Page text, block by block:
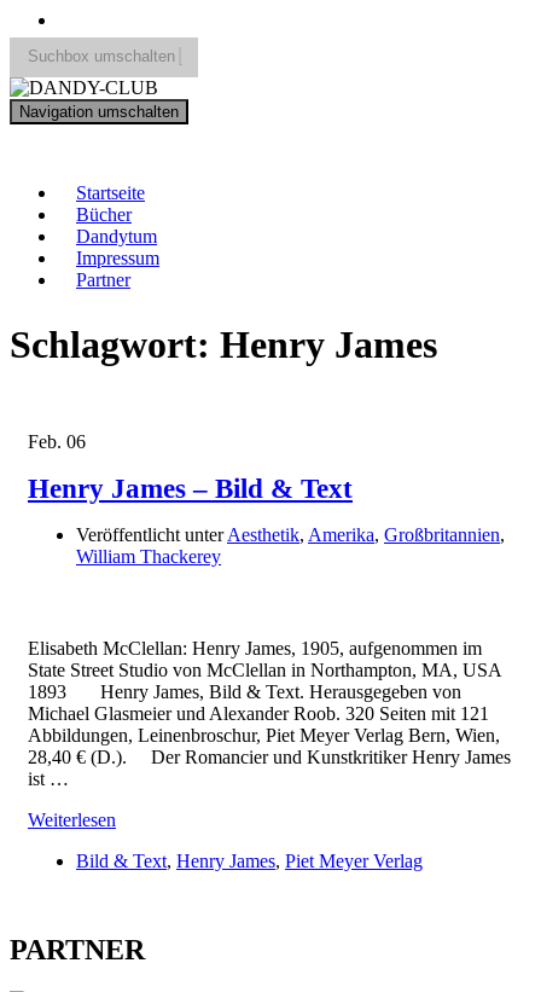
Suchbox umschalten
Search
for:
Navigation umschalten
Startseite
Bücher
Dandytum
Impressum
Partner
Schlagwort: Henry James
Feb. 06
Henry James – Bild & Text
Veröffentlicht unterAesthetik, Amerika, Großbritannien,
William Thackerey
Elisabeth McClellan: Henry James, 1905, aufgenommen im
State Street Studio von McClellan in Northampton, MA, USA
1893 Henry James, Bild & Text. Herausgegeben von
Michael Glasmeier und Alexander Roob. 320 Seiten mit 121
Abbildungen, Leinenbroschur, Piet Meyer Verlag Bern, Wien,
28,40 € (D.). Der Romancier und Kunstkritiker Henry James
ist …
Weiterlesen
Bild & Text, Henry James, Piet Meyer Verlag
PARTNER